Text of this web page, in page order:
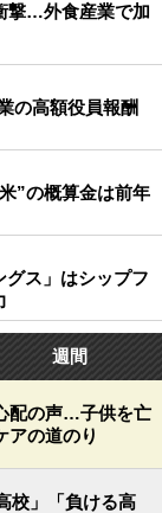
撃…外食産業で加
の高額役員報酬
”の概算金は前年
ス」はシップフ
週間
配の声…子供を亡
アの道のり
校」「負ける高